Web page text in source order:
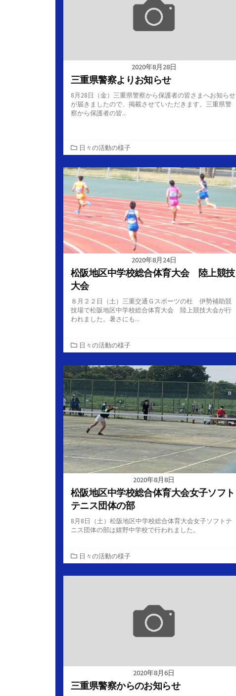
2020年8月28日
三重県警察よりお知らせ
8月28日（金）三重県警察から保護者の皆さまへお知らせ
が届きましたので、掲載させていただきます。三重県警
察から保護者の皆...
カ
テ
ゴ
リ
ー
日々の活動の様子
2020年8月24日
松阪地区中学校総合体育大会 陸上競技
大会
８月２２日（土）三重交通Ｇスポーツの杜 伊勢補助競
技場で松阪地区中学校総合体育大会 陸上競技大会が行
われました。暑さにも...
カ
テ
ゴ
リ
ー
日々の活動の様子
2020年8月8日
松阪地区中学校総合体育大会女子ソフト
テニス団体の部
8月8日（土）松阪地区中学校総合体育大会女子ソフトテ
ニス団体の部は嬉野中学校で行われました。
カ
テ
ゴ
日々の活動の様子
2020年8月6日
三重県警察からのお知らせ